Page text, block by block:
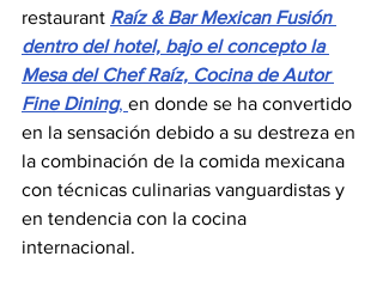
restaurant Raíz & Bar Mexican Fusión
dentro del hotel, bajo el concepto la
Mesa del Chef Raíz, Cocina de Autor
Fine Dining, en donde se ha convertido
en la sensación debido a su destreza en
la combinación de la comida mexicana
con técnicas culinarias vanguardistas y
en tendencia con la cocina
internacional.